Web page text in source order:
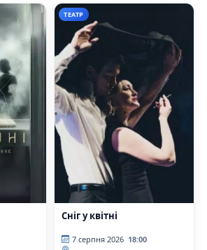
ТЕАТР
Сніг у квітні
7 серпня 2026 18:00